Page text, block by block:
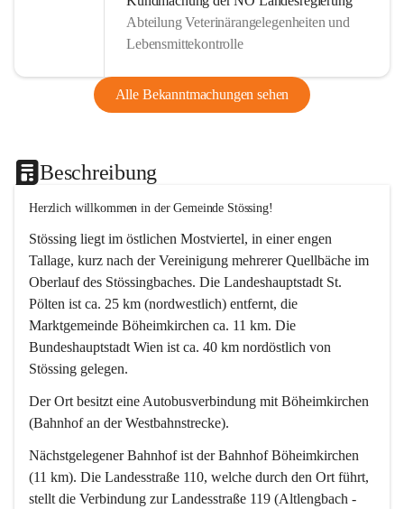
Abteilung Veterinärangelegenheiten und
Lebensmittekontrolle
Alle Bekanntmachungen sehen
Beschreibung
Herzlich willkommen in der Gemeinde Stössing!
Stössing liegt im östlichen Mostviertel, in einer engen
Tallage, kurz nach der Vereinigung mehrerer Quellbäche im
Oberlauf des Stössingbaches. Die Landeshauptstadt St.
Pölten ist ca. 25 km (nordwestlich) entfernt, die
Marktgemeinde Böheimkirchen ca. 11 km. Die
Bundeshauptstadt Wien ist ca. 40 km nordöstlich von
Stössing gelegen.
Der Ort besitzt eine Autobusverbindung mit Böheimkirchen
(Bahnhof an der Westbahnstrecke).
Nächstgelegener Bahnhof ist der Bahnhof Böheimkirchen
(11 km). Die Landesstraße 110, welche durch den Ort führt,
stellt die Verbindung zur Landesstraße 119 (Altlengbach -